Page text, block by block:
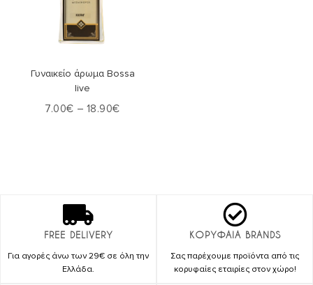
Γυναικείο άρωμα Bossa
live
7.00€ – 18.90€
FREE DELIVERY
Για αγορές άνω των 29€ σε όλη την
Ελλάδα.
ΚΟΡΥΦΑΙΑ BRANDS
Σας παρέχουμε προϊόντα από τις
κορυφαίες εταιρίες στον χώρο!